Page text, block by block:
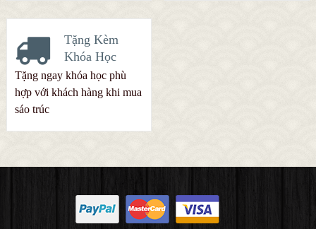
Tặng Kèm
Khóa Học
Tặng ngay khóa học phù
hợp với khách hàng khi mua
sáo trúc